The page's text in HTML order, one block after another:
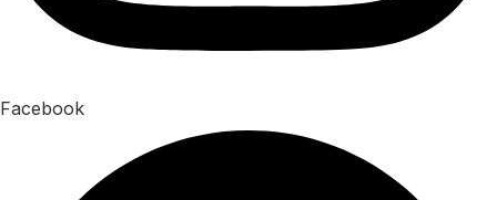
Facebook